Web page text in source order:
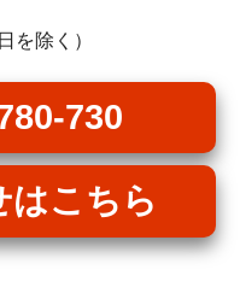
を除く）
730
はこちら